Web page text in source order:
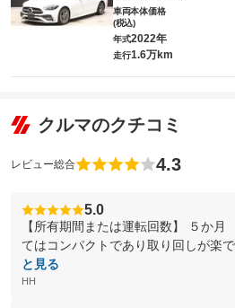
車両本体価格
(税込)
年式2022年
走行1.6万km
クルマのクチコミ
レビュー総合 4.3
5.0
【所有期間または運転回数】 ５か月
てはコンパクトであり取り回しが楽
と見る
HH